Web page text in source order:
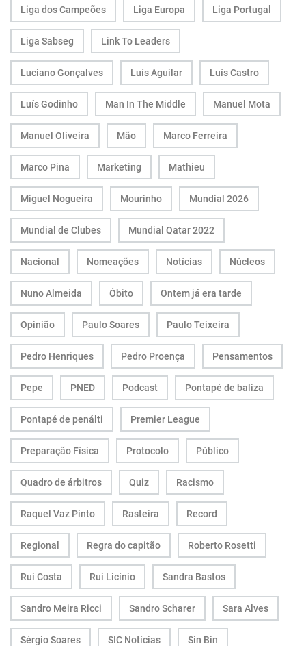
Liga dos Campeões Liga Europa Liga Portugal
Liga Sabseg Link To Leaders
Luciano Gonçalves Luís Aguilar Luís Castro
Luís Godinho Man In The Middle Manuel Mota
Manuel Oliveira Mão Marco Ferreira
Marco Pina Marketing Mathieu
Miguel Nogueira Mourinho Mundial 2026
Mundial de Clubes Mundial Qatar 2022
Nacional Nomeações Notícias Núcleos
Nuno Almeida Óbito Ontem já era tarde
Opinião Paulo Soares Paulo Teixeira
Pedro Henriques Pedro Proença Pensamentos
Pepe PNED Podcast Pontapé de baliza
Pontapé de penálti Premier League
Preparação Física Protocolo Público
Quadro de árbitros Quiz Racismo
Raquel Vaz Pinto Rasteira Record
Regional Regra do capitão Roberto Rosetti
Rui Costa Rui Licínio Sandra Bastos
Sandro Meira Ricci Sandro Scharer Sara Alves
Sérgio Soares SIC Notícias Sin Bin